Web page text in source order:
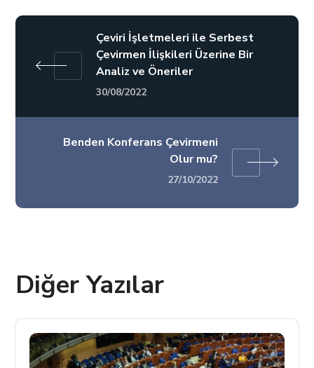
Çeviri İşletmeleri ile Serbest
Çevirmen İlişkileri Üzerine Bir
Analiz ve Öneriler
30/08/2022
Benden Konferans Çevirmeni
Olur mu?
27/10/2022
Diğer Yazılar